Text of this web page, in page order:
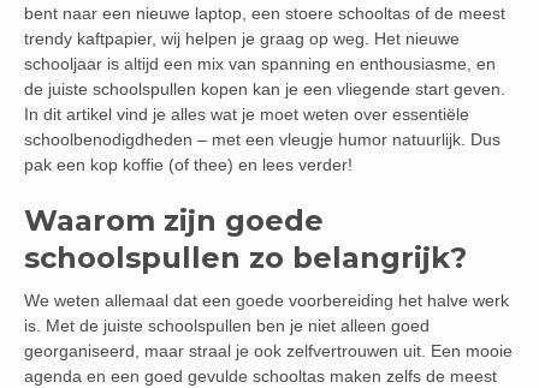
bent naar een nieuwe laptop, een stoere schooltas of de meest
trendy kaftpapier, wij helpen je graag op weg. Het nieuwe
schooljaar is altijd een mix van spanning en enthousiasme, en
de juiste schoolspullen kopen kan je een vliegende start geven.
In dit artikel vind je alles wat je moet weten over essentiële
schoolbenodigdheden – met een vleugje humor natuurlijk. Dus
pak een kop koffie (of thee) en lees verder!
Waarom zijn goede
schoolspullen zo belangrijk?
We weten allemaal dat een goede voorbereiding het halve werk
is. Met de juiste schoolspullen ben je niet alleen goed
georganiseerd, maar straal je ook zelfvertrouwen uit. Een mooie
agenda en een goed gevulde schooltas maken zelfs de meest